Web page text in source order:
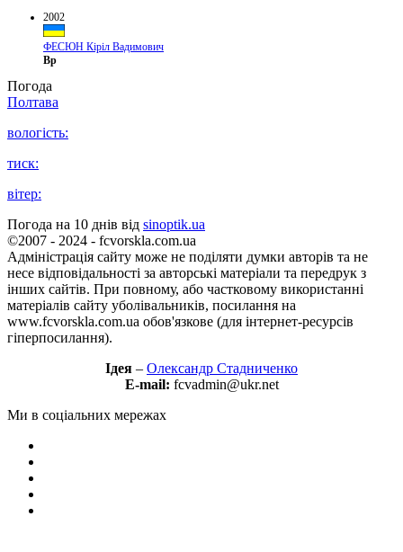
2002
ФЕСЮН Кіріл Вадимович
Вр
Погода
Полтава
вологість:
тиск:
вітер:
Погода на 10 днів від sinoptik.ua
©2007 - 2024 - fcvorskla.com.ua
Адміністрація сайту може не поділяти думки авторів та не
несе відповідальності за авторські матеріали та передрук з
інших сайтів. При повному, або частковому використанні
матеріалів сайту уболівальників, посилання на
www.fcvorskla.com.ua обов'язкове (для інтернет-ресурсів
гіперпосилання).
Ідея – Олександр Стадниченко
E-mail: fcvadmin@ukr.net
Ми в соціальних мережах